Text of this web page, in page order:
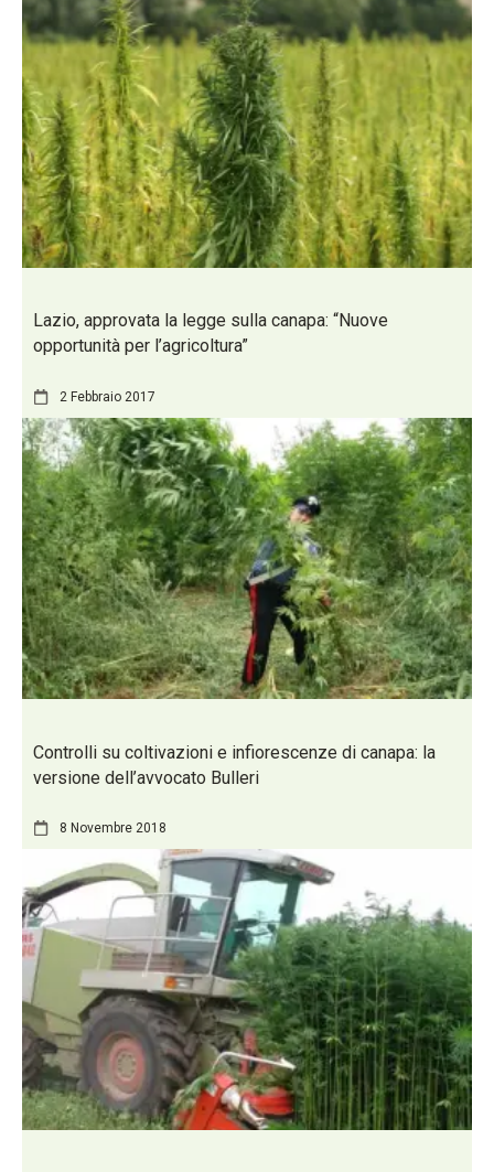
Lazio, approvata la legge sulla canapa: “Nuove
opportunità per l’agricoltura”
2 Febbraio 2017
Controlli su coltivazioni e infiorescenze di canapa: la
versione dell’avvocato Bulleri
8 Novembre 2018